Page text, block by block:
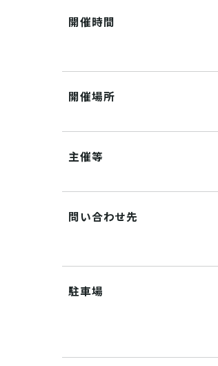
開催時間
開催場所
主催等
問い合わせ先
駐車場